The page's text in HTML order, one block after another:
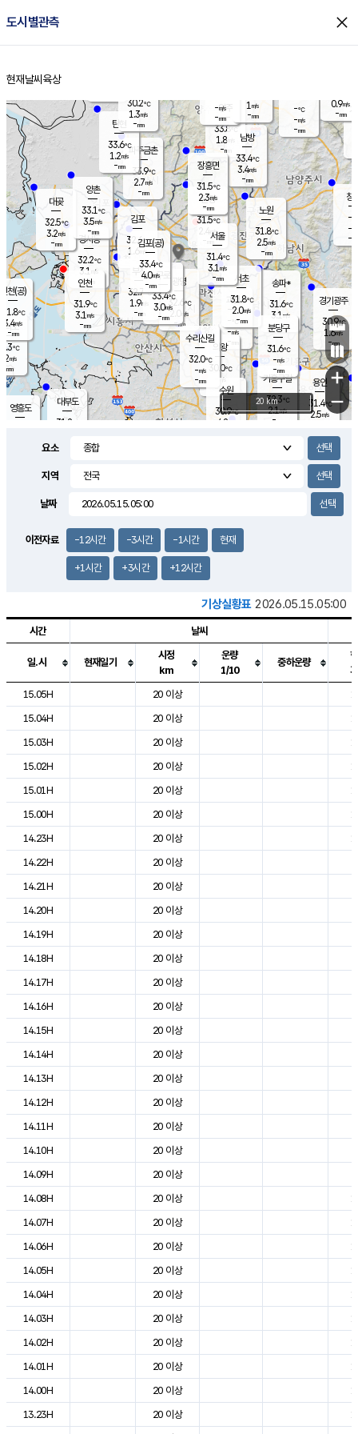
도시별관측 close
홈
현재날씨 육상
의도
℃
m/s
mm
영흥도
양주
33.8℃
1.8
-mm
과천
- ℃
-m/s
- mm
용인
31.4℃
2.5m/s
경기광주
30.9℃
1.6m/s
-mm
2.9m/s
대부도
31.2
경서동
32.2℃
3.1 m/s
-mm
파주금촌
33.9℃
2.7m/s
-mm
-℃
-m/s
-mm
대곶
32.5℃
3.2m/s
-mm
창
-
-m/
-
탄현
33.6℃
1.2m/s
-mm
0.9m/s
-mm
의왕
30.0℃
m/s
mm
김포
32.6℃
1.6 m/s
mm
광명
32.6 ℃
2.0 m/s
-mm
부천
32.7℃
1.9m/s
-mm
양촌
33.1℃
3.5m/s
-mm
구로
33.4℃
3.0m/s
-mm
은평
31.5℃
2.4 m/s
- mm
노원
31.8℃
2.5m/s
-mm
송파*
31.6℃
3.1 m/s
-mm
서초
31.8℃
2.0m/s
-mm
남방
33.4℃
3.4m/s
-mm
기흥구갈
32.3℃
2.1m/s
-
수리산길
32.0℃
-m/s
-mm
분당구
31.6℃
-m/s
-mm
장흥면
31.5℃
2.3m/s
-mm
-m/s
-mm
인천(공)
31.8℃
3.4m/s
-mm
김포(공)
33.4℃
4.0m/s
-mm
수원
30.9℃
4.2 m/s
인천
31.9℃
3.1 m/s
-mm
서울
31.4℃
3.1 m/s
-mm
30.2℃
1.3m/s
-mm
1 m/s
-mm
+
−
20 km
요소
지역
날짜
이전자료 -12시간 -3시간 -1시간 현재
+1시간 +3시간 +12시간
기상실황표 2026.05.15.05:00
도시별 기상실황표로 지점, 날씨, 기온, 강수, 바람, 기압등을 안내한 표입
시간 날씨
일.시 현재일기
시정
km
운량
1/10
중하운량
15.05H
20 이상
15.04H
20 이상
15.03H
20 이상
15.02H
20 이상
15.01H
20 이상
15.00H
20 이상
14.23H
20 이상
14.22H
20 이상
14.21H
20 이상
14.20H
20 이상
14.19H
20 이상
14.18H
20 이상
14.17H
20 이상
14.16H
20 이상
14.15H
20 이상
14.14H
20 이상
14.13H
20 이상
14.12H
20 이상
14.11H
20 이상
14.10H
20 이상
14.09H
20 이상
14.08H
20 이상
14.07H
20 이상
14.06H
20 이상
14.05H
20 이상
14.04H
20 이상
14.03H
20 이상
14.02H
20 이상
14.01H
20 이상
14.00H
20 이상
13.23H
20 이상